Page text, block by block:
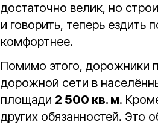
достаточно велик, но
и говорить, теперь ездить
комфортнее.
Помимо этого, дорожники
дорожной сети в
площади 2 500 кв. м.
других обязанностей. Это